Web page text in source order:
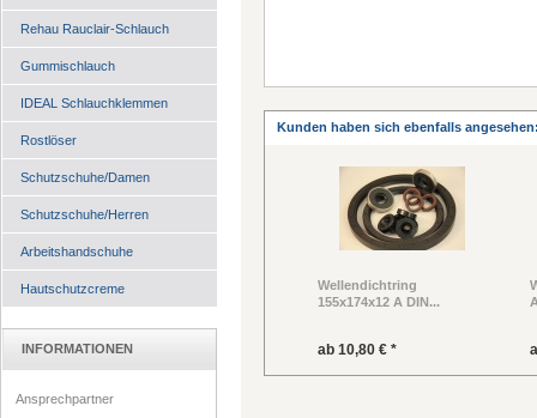
Rehau Rauclair-Schlauch
Gummischlauch
IDEAL Schlauchklemmen
Rostlöser
Schutzschuhe/Damen
Schutzschuhe/Herren
Arbeitshandschuhe
Hautschutzcreme
INFORMATIONEN
Ansprechpartner
Kunden haben sich ebenfalls
Wellendichtring
155x174x12 A DIN...
ab 10,80 € *